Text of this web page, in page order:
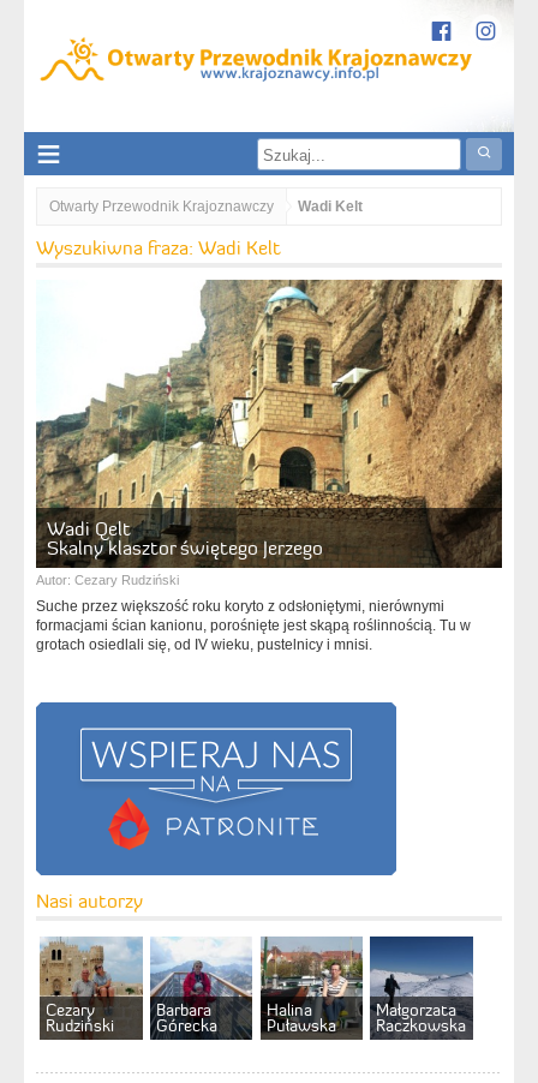
Otwarty Przewodnik Krajoznawczy Wadi Kelt
Wyszukiwna fraza: Wadi Kelt
Wadi Qelt
Skalny klasztor świętego Jerzego
Autor: Cezary Rudziński
Suche przez większość roku koryto z odsłoniętymi, nierównymi
formacjami ścian kanionu, porośnięte jest skąpą roślinnością. Tu w
grotach osiedlali się, od IV wieku, pustelnicy i mnisi.
Nasi autorzy
Cezary
Rudziński
Barbara
Górecka
Halina
Puławska
Małgorzata
Raczkowska